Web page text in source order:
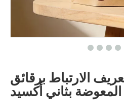
الارتباط برقائق
المعوضة بثاني أكسيد